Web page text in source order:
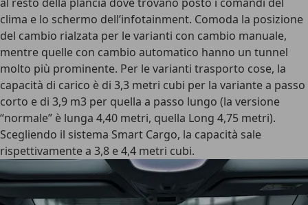
clima e lo schermo dell’infotainment. Comoda la posizione
del cambio rialzata per le varianti con cambio manuale,
mentre quelle con cambio automatico hanno un tunnel
molto più prominente. Per le varianti trasporto cose, la
capacità di carico è di 3,3 metri cubi per la variante a passo
corto e di 3,9 m3 per quella a passo lungo (la versione
“normale” è lunga 4,40 metri, quella Long 4,75 metri).
Scegliendo il sistema Smart Cargo, la capacità sale
rispettivamente a 3,8 e 4,4 metri cubi.